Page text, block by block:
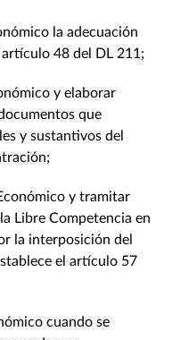
la adecuación
48 del DL 211;
y elaborar
que
y sustantivos del
y tramitar
Libre Competencia en
la interposición del
el artículo 57
cuando se